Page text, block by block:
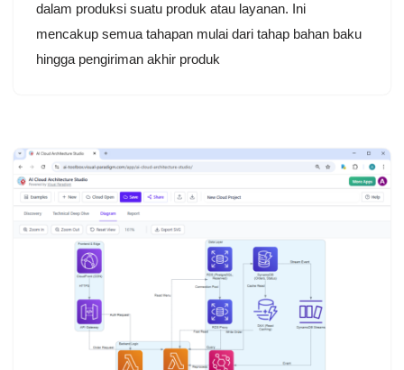
dalam produksi suatu produk atau layanan. Ini
mencakup semua tahapan mulai dari tahap bahan baku
hingga pengiriman akhir produk